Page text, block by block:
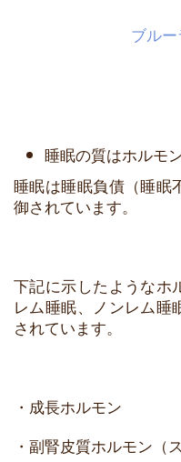
ブル
睡眠の質はホルモ
睡眠は睡眠負債（睡眠
御されています。
下記に示したようなホ
レム睡眠、ノンレム睡
されています。
・成長ホルモン
・副腎皮質ホルモン（